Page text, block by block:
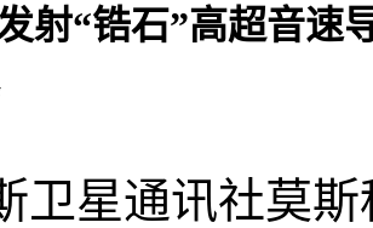
射“锆石”高超音速
卫星通讯社莫